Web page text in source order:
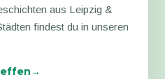
aus Leipzig &
findest du in unseren